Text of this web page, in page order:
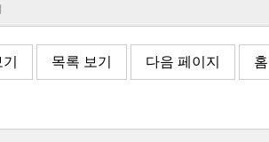
목록 보기 다음 페이지 홈